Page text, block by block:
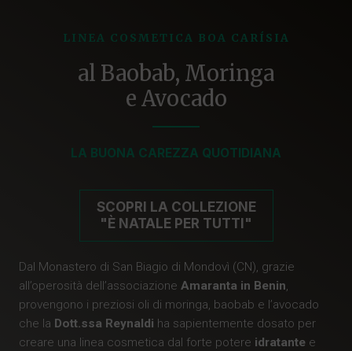
LINEA COSMETICA BOA CARÍSIA
al Baobab, Moringa
e Avocado
LA BUONA CAREZZA QUOTIDIANA
SCOPRI LA COLLEZIONE
"È NATALE PER TUTTI"
Dal Monastero di San Biagio di Mondovì (CN), grazie
all’operosità dell’associazione Amaranta in Benin,
provengono i preziosi oli di moringa, baobab e l’avocado
che la Dott.ssa Reynaldi ha sapientemente dosato per
creare una linea cosmetica dal forte potere idratante e